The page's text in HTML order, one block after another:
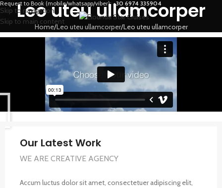
Skip to navigation
Skip to main content
Request to Book (mobile/whatsapp/viber): +30 6974 335904
Leo uteu ullamcorper
Home Leo uteu ullamcorper Leo uteu ullamcorper
Our Latest Work
WE ARE CREATIVE AGENCY
Accum luctus dolor sit amet, consectetuer adipiscing elit,